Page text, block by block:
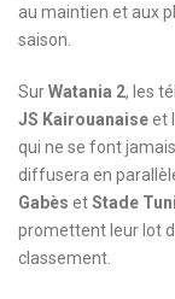
au maintien et aux
saison.
SurWatania 2, les
JS Kairouanaiseet
qui ne se font
diffusera en
Gabès etStade
promettent leur lot
classement.